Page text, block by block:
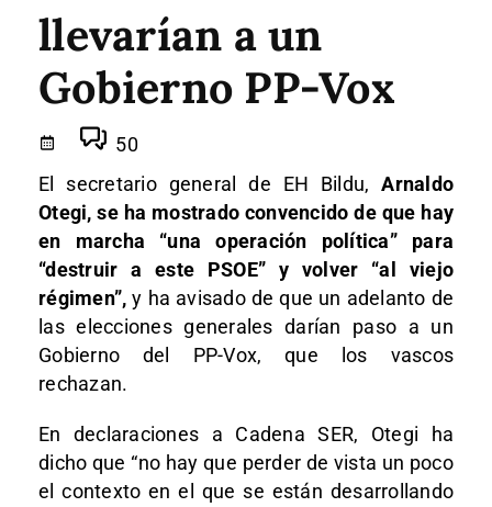
llevarían a un
Gobierno PP-Vox
50
El secretario general de EH Bildu,Arnaldo
Otegi, se ha mostrado convencido de que hay
en marcha “una operación política” para
“destruir a este PSOE” y volver “al viejo
régimen”, y ha avisado de que un adelanto de
las elecciones generales darían paso a un
Gobierno del PP-Vox, que los vascos
rechazan.
En declaraciones a Cadena SER, Otegi ha
dicho que “no hay que perder de vista un poco
el contexto en el que se están desarrollando